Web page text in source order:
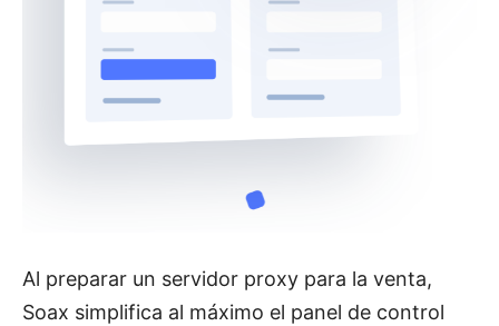
Al preparar un servidor proxy para la venta,
Soax simplifica al máximo el panel de control